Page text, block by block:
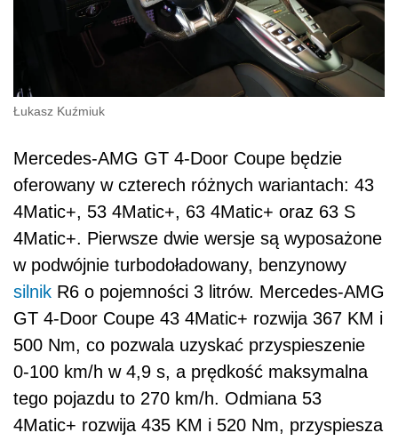
Łukasz Kuźmiuk
Mercedes-AMG GT 4-Door Coupe będzie
oferowany w czterech różnych wariantach: 43
4Matic+, 53 4Matic+, 63 4Matic+ oraz 63 S
4Matic+. Pierwsze dwie wersje są wyposażone
w podwójnie turbodoładowany, benzynowy
silnik R6 o pojemności 3 litrów. Mercedes-AMG
GT 4-Door Coupe 43 4Matic+ rozwija 367 KM i
500 Nm, co pozwala uzyskać przyspieszenie
0-100 km/h w 4,9 s, a prędkość maksymalna
tego pojazdu to 270 km/h. Odmiana 53
4Matic+ rozwija 435 KM i 520 Nm, przyspiesza